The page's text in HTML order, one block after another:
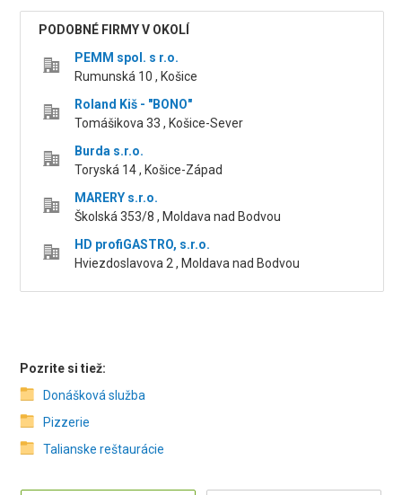
PODOBNÉ FIRMY V OKOLÍ
PEMM spol. s r.o.
Rumunská 10 , Košice
Roland Kiš - "BONO"
Tomášikova 33 , Košice-Sever
Burda s.r.o.
Toryská 14 , Košice-Západ
MARERY s.r.o.
Školská 353/8 , Moldava nad Bodvou
HD profiGASTRO, s.r.o.
Hviezdoslavova 2 , Moldava nad Bodvou
Pozrite si tiež:
Donášková služba
Pizzerie
Talianske reštaurácie